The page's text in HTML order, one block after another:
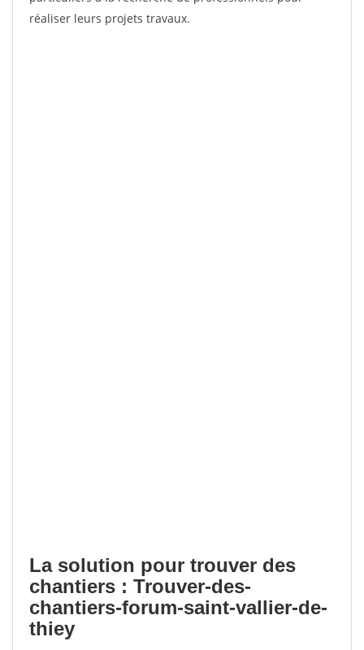
réaliser leurs projets travaux.
La solution pour trouver des
chantiers : Trouver-des-
chantiers-forum-saint-vallier-de-
thiey